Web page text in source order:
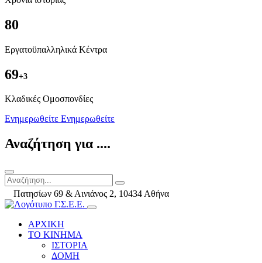
80
Εργατοϋπαλληλικά Κέντρα
69+3
Kλαδικές Ομοσπονδίες
Ενημερωθείτε Ενημερωθείτε
Αναζήτηση για ....
Πατησίων 69 & Αινιάνος 2, 10434 Αθήνα
ΑΡΧΙΚΗ
ΤΟ ΚΙΝΗΜΑ
ΙΣΤΟΡΙΑ
ΔΟΜΗ